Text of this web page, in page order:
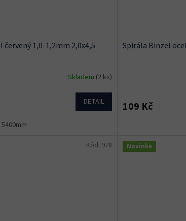
červený 1,0-1,2mm 2,0x4,5
Skladem (2 ks)
DETAIL
5400mm
Spirála Binzel
109 Kč
Kód: 978 Novinka